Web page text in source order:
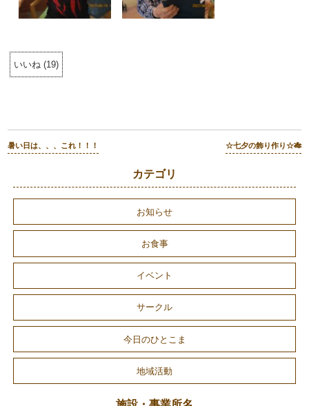
いいね (19)
暑い日は、、、これ！！！ ☆七夕の飾り作り☆🎋
カテゴリ
お知らせ
お食事
イベント
サークル
今日のひとこま
地域活動